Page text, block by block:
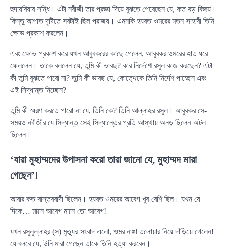
হুদায়বিয়ার সন্ধি। এটা নবীজী তার প্রজ্ঞা দিয়ে বুঝতে পেরেছেন যে, কত বড় বিজয়।
কিন্তু আপাত দৃষ্টিতে সবটাই ছিল পরাজয়। এমনকি হযরত ওমরের মতন সাহাবী তিনি
ক্ষোভ প্রকাশ করলেন।
এবং ক্ষোভ প্রকাশ করে যখন আবুবকরের কাছে গেলেন, আবুবকর ওমরের হাত ধরে
ফেললেন। তাকে বললেন যে, তুমি কী ভাবছ? কার নির্দেশে রসুল কাজ করছেন? এটা
কী তুমি বুঝতে পারো না? তুমি কী ভাবছ যে, কোত্থেকে তিনি নির্দেশ পাচ্ছেন এবং
এই সিদ্ধান্ত নিচ্ছেন?
তুমি কী স্মরণ করতে পারো না যে, তিনি কে? তিনি আল্লাহর রসুল। আবুবকর সে-
সময়ও নবীজীর যে সিদ্ধান্ত সেই সিদ্ধান্তের প্রতি আস্থায় অনড় ছিলেন অটল
ছিলেন।
‘যারা মুহাম্মদের উপাসনা করো তারা জানো যে, মুহাম্মদ মারা
গেছেন’!
আবার কত বাস্তববাদী ছিলেন। হযরত ওমরের আবেগ খুব বেশি ছিল। যখন যে
দিকে… মানে আবেগ মানে তো আবেগ!
যখন রসুলুল্লাহর (স) মৃত্যুর সংবাদ এলো, ওমর নাঙা তলোয়ার নিয়ে দাঁড়িয়ে গেলেন!
যে বলবে যে, উনি মারা গেছেন তাকে তিনি হত্যা করবেন।